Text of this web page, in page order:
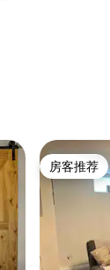
房客推荐
房客推荐